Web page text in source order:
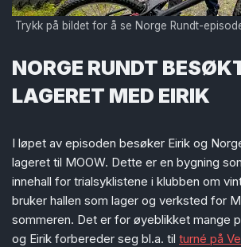
Trykk på bildet for å se Norge Rundt-
NORGE RUNDT
LAGERET MED EIRIK
I løpet av episoden besøker Eirik og
lageret til MOOW. Dette er en bygning
innehall for trialsyklistene i klubben om
bruker hallen som lager og verksted for
sommeren. Det er for øyeblikket mange
og Eirik forbereder seg bl.a. til turné på